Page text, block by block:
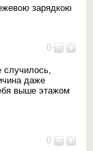
зарядкою
0
случилось,
даже
выше этажом
0